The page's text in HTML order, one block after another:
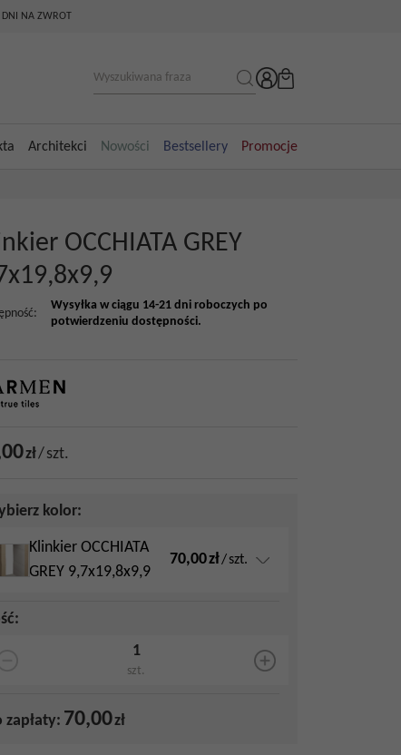
DNI NA ZWROT
Architekci Nowości Bestsellery Promocje
OCCHIATA GREY
:
Wysyłka w ciągu 14-21 dni roboczych po
potwierdzeniu dostępności.
zł/szt.
kolor:
Klinkier OCCHIATA
GREY 9,7x19,8x9,9
70,00zł/szt.
:
szt.
zapłaty: 70,00zł